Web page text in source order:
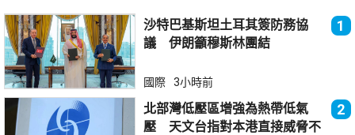
沙特巴基斯坦土耳其簽防務協
議 伊朗籲穆斯林團結
1
國際 3小時前
北部灣低壓區增強為熱帶低氣
壓 天文台指對本港直接威脅不
2